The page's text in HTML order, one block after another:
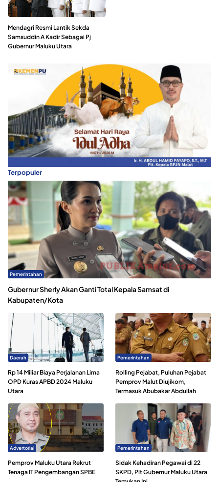
Mendagri Resmi Lantik Sekda
Samsuddin A Kadir Sebagai Pj
Gubernur Maluku Utara
Terpopuler
Pemerintahan
Gubernur Sherly Akan Ganti Total Kepala Samsat di
Kabupaten/Kota
Daerah
Rp 14 Miliar Biaya Perjalanan Lima
OPD Kuras APBD 2024 Maluku
Utara
Pemerintahan
Rolling Pejabat, Puluhan Pejabat
Pemprov Malut Diujikom,
Termasuk Abubakar Abdullah
Advertorial
Pemprov Maluku Utara Rekrut
Tenaga IT Pengembangan SPBE
Pemerintahan
Sidak Kehadiran Pegawai di 22
SKPD, Plt Gubernur Maluku Utara